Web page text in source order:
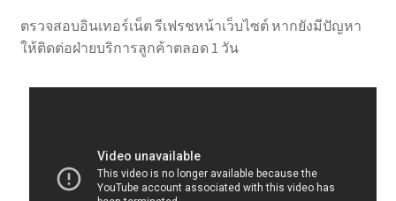
ตรวจสอบอินเทอร์เน็ต รีเฟรชหน้าเว็บไซต์ หากยังมีปัญหา
ให้ติดต่อฝ่ายบริการลูกค้าตลอด 1 วัน